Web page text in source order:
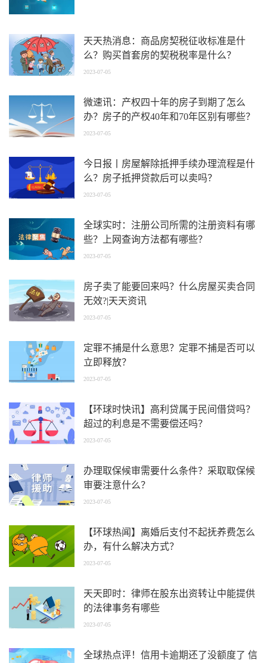
天天热消息：商品房契税征收标准是什
么？购买首套房的契税税率是什么？
2023-07-05
微速讯：产权四十年的房子到期了怎么
办？房子的产权40年和70年区别有哪些？
2023-07-05
今日报丨房屋解除抵押手续办理流程是什
么？房子抵押贷款后可以卖吗？
2023-07-05
全球实时：注册公司所需的注册资料有哪
些？上网查询方法都有哪些？
2023-07-05
房子卖了能要回来吗？什么房屋买卖合同
无效?|天天资讯
2023-07-05
定罪不捕是什么意思？定罪不捕是否可以
立即释放？
2023-07-05
【环球时快讯】高利贷属于民间借贷吗？
超过的利息是不需要偿还吗？
2023-07-05
办理取保候审需要什么条件？采取取保候
审要注意什么？
2023-07-05
【环球热闻】离婚后支付不起抚养费怎么
办，有什么解决方式？
2023-07-05
天天即时：律师在股东出资转让中能提供
的法律事务有哪些
2023-07-05
全球热点评！信用卡逾期还了没额度了 信